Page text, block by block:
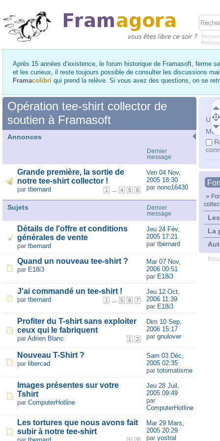
Après 15 années d’existence, le forum historique de Framasoft, ferme
et les curieux, il reste toujours possible de consulter les discussions
Framacolibri qui prend la relève. Si vous avez des questions, on se
Mot
»
La
Opération tee-shirt collector de
soutien à Framasoft
Annonces
Dernier
message
Grande première, la sortie de
notre tee-shirt collector !
1 ... 4 5 6
par tbernard
Ven 04 Nov,
2005 18:30
par nono16430
Sujets
Dernier
message
Détails de l'offre et conditions
générales de vente
par tbernard
Jeu 24 Fév,
2005 17:21
par tbernard
Quand un nouveau tee-shirt ?
par E18i3
Mar 07 Nov,
2006 00:51
par E18i3
J'ai commandé un tee-shirt !
1 ... 5 6 7
par tbernard
Jeu 12 Oct,
2006 11:39
par E18i3
Profiter du T-shirt sans exploiter
ceux qui le fabriquent
1 2
par Adrien Blanc
Dim 10 Sep,
2006 15:17
par gnulover
Nouveau T-Shirt ?
par libercad
Sam 03 Déc,
2005 02:35
par totomatisme
Images présentes sur votre
Tshirt
par ComputerHotline
Jeu 28 Juil,
2005 09:49
par
ComputerHotline
Les tortures que nous avons fait
subir à notre tee-shirt
Mar 29 Mars,
2005 20:29
par yostral